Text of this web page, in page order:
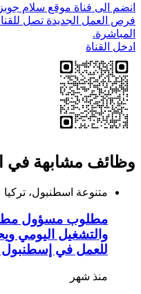
انضم الى قناة موقع سلام
فرص العمل الجديدة تصل
المباشرة.
ادخل القناة
وظائف مشابهة في
متنوعة اسطنبول، تركيا
مطلوب مسؤول
والتشغيل اليومي
للعمل في إسطنبول
منذ شهر